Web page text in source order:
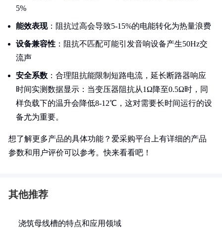
5%
能效表现：阻抗过高会导致5-15%的电能转化为热量浪费
设备兼容性 ：阻抗不匹配可能引发音响设备产生50Hz交
流声
安全系数 ：合理阻抗能限制短路电流，延长断路器响应
时间实测数据显示：当变压器阻抗从1Ω降至0.5Ω时，同
样负载下的温升会降低8-12℃，这对需要长时间运行的设
备尤为重要。
想了解更多产品的具体功能？爱采购平台上有详细的产品
参数和用户评价可以参考。快来看看吧！
其他推荐
浇筑母线槽的特点和应用领域